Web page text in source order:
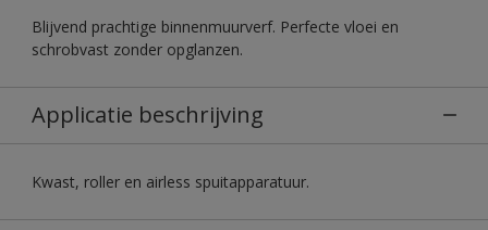
Blijvend prachtige binnenmuurverf. Perfecte vloei en
schrobvast zonder opglanzen.
Applicatie beschrijving
Kwast, roller en airless spuitapparatuur.